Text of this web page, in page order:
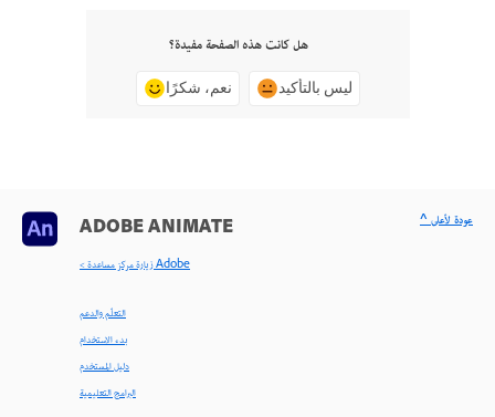
هل كانت هذه الصفحة مفيدة؟
نعم، شكرًا ليس بالتأكيد
ADOBE ANIMATE
< زيارة مركز مساعدة Adobe
التعلّم والدعم
بدء الاستخدام
دليل المستخدم
البرامج التعليمية
^ عودة لأعلى